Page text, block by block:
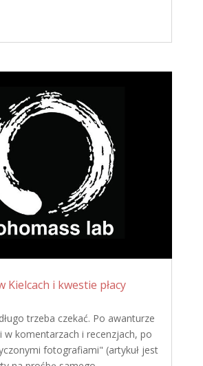
Kielcach i kwestie płacy
trzeba czekać. Po awanturze
w komentarzach i recenzjach, po
fotografiami" (artykuł jest